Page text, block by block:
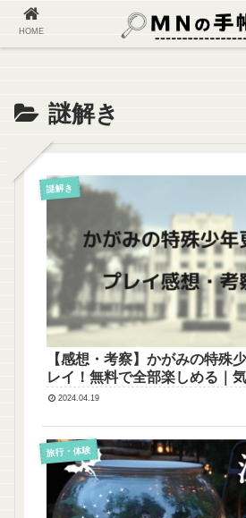
ホーム 旅行・体験 謎解き
謎解き
謎解き
【感想・考察】かがみの特殊
レイ！無料で全部楽しめる｜
2024.04.19
旅行・体験
HOME